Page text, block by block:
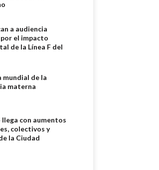
a audiencia
el impacto
de la Línea F del
mundial de la
materna
con aumentos
colectivos y
la Ciudad